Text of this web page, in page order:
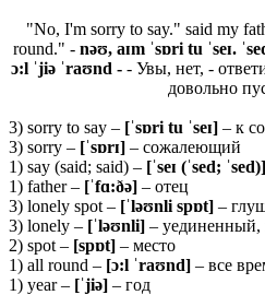
"No, I'm sorry to say." said my
round." - nəʊ, aɪm ˈsɒri tu ˈseɪ.
ɔ:l ˈjiə ˈraʊnd - - Увы, нет, -
довольно
3) sorry to say – [ˈsɒri tu ˈseɪ] – к
3) sorry – [ˈsɒrɪ] – сожалеющий
1) say (said; said) – [ˈseɪ (ˈsed; ˈsed)]
1) father – [ˈfɑ:ðə] – отец
3) lonely spot – [ˈləʊnli spɒt] –
3) lonely – [ˈləʊnli] –
2) spot – [spɒt] – место
1) all round – [ɔ:l ˈraʊnd] – все
1) year – [ˈjiə] – год